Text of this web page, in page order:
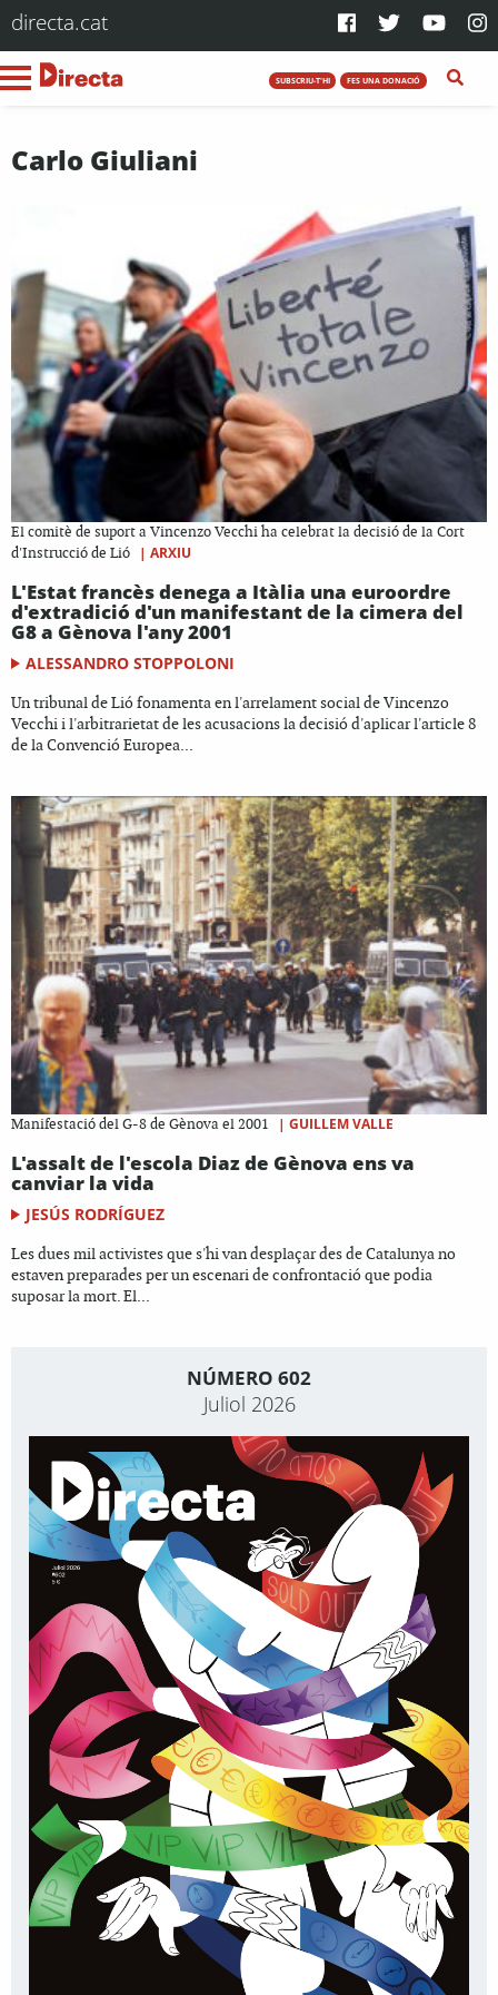
directa.cat
SUBSCRIU-T'HI FES UNA DONACIÓ
Carlo Giuliani
El comitè de suport a Vincenzo Vecchi ha celebrat la decisió de la Cort
d'Instrucció de Lió
| ARXIU
L'Estat francès denega a Itàlia una euroordre
d'extradició d'un manifestant de la cimera del
G8 a Gènova l'any 2001
ALESSANDRO STOPPOLONI
Un tribunal de Lió fonamenta en l'arrelament social de Vincenzo
Vecchi i l'arbitrarietat de les acusacions la decisió d'aplicar l'article 8
de la Convenció Europea...
Manifestació del G-8 de Gènova el 2001 | GUILLEM VALLE
L'assalt de l'escola Diaz de Gènova ens va
canviar la vida
JESÚS RODRÍGUEZ
Les dues mil activistes que s'hi van desplaçar des de Catalunya no
estaven preparades per un escenari de confrontació que podia
suposar la mort. El...
NÚMERO 602
Juliol 2026